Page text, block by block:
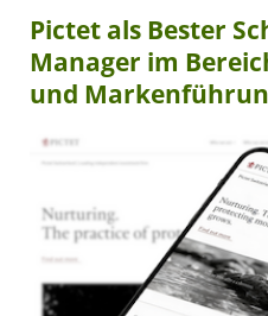
Pictet als Bester
Manager im
und